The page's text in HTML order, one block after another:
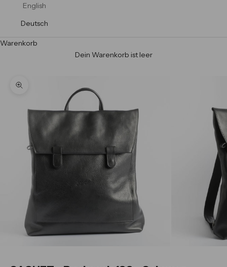
English
Deutsch
Warenkorb
Dein Warenkorb ist leer
Bild vergrößern